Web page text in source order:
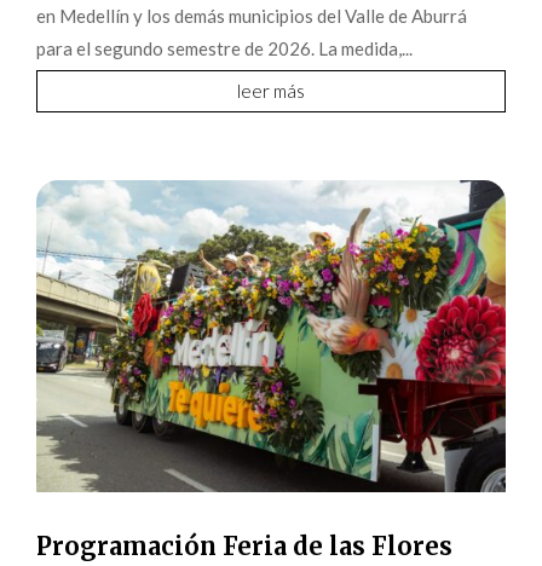
en Medellín y los demás municipios del Valle de Aburrá
para el segundo semestre de 2026. La medida,...
leer más
Programación Feria de las Flores